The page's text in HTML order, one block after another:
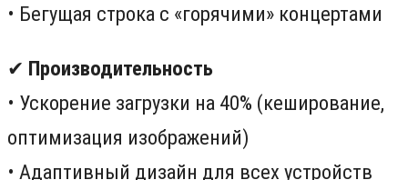
• Бегущая строка с «горячими» концертами
✔ Производительность
• Ускорение загрузки на 40% (кеширование,
оптимизация изображений)
• Адаптивный дизайн для всех устройств